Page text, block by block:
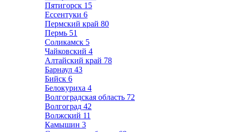
Пятигорск 15
Ессентуки 6
Пермский край 80
Пермь 51
Соликамск 5
Чайковский 4
Алтайский край 78
Барнаул 43
Бийск 6
Белокуриха 4
Волгоградская область 72
Волгоград 42
Волжский 11
Камышин 3